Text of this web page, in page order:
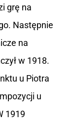
grę na
Następnie
na
w 1918.
u Piotra
u
1919